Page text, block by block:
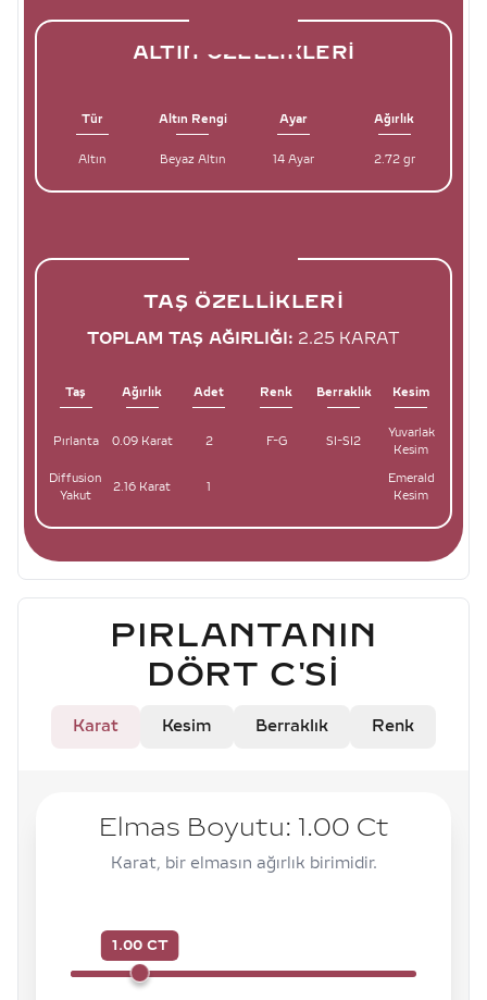
ALTIN ÖZELLIKLERI
Tür Altın Rengi Ayar Ağırlık
Altın Beyaz Altın 14 Ayar 2.72 gr
TAŞ ÖZELLIKLERI
TOPLAM TAŞ AĞIRLIĞI: 2.25 KARAT
Taş Ağırlık Adet Renk Berraklık Kesim
Pırlanta 0.09 Karat 2 F-G SI-SI2
Yuvarlak
Kesim
Diffusion
Yakut
2.16 Karat 1
Emerald
Kesim
PIRLANTANIN
DÖRT C'SI
Karat Kesim Berraklık Renk
Elmas Boyutu: 1.00 Ct
Karat, bir elmasın ağırlık birimidir.
1.00 CT